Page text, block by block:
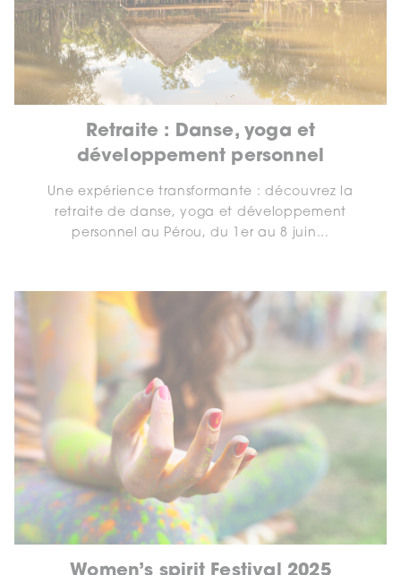
Retraite : Danse, yoga et
développement personnel
Une expérience transformante : découvrez la
retraite de danse, yoga et développement
personnel au Pérou, du 1er au 8 juin...